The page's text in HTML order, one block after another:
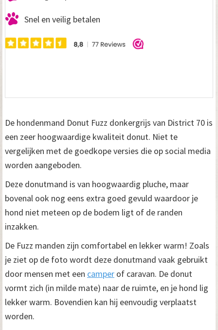
t
o
e
r
g
r
i
j
1
0
0
c
m
Snel en veilig betalen
De hondenmand Donut Fuzz donkergrijs van District 70 is
een zeer hoogwaardige kwaliteit donut. Niet te
vergelijken met de goedkope versies die op social media
worden aangeboden.
Deze donutmand is van hoogwaardig pluche, maar
bovenal ook nog eens extra goed gevuld waardoor je
hond niet meteen op de bodem ligt of de randen
inzakken.
De Fuzz manden zijn comfortabel en lekker warm! Zoals
je ziet op de foto wordt deze donutmand vaak gebruikt
door mensen met een camper of caravan. De donut
vormt zich (in milde mate) naar de ruimte, en je hond lig
lekker warm. Bovendien kan hij eenvoudig verplaatst
worden.